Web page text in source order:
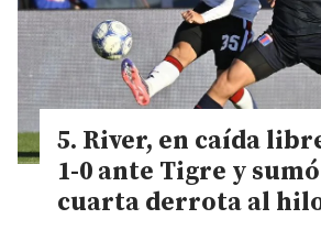
River, en caída
1-0 ante Tigre y
cuarta derrota al